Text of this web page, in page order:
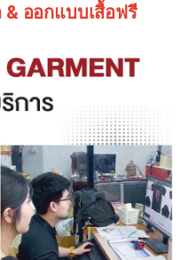
ออกแบบเสื้อฟรี